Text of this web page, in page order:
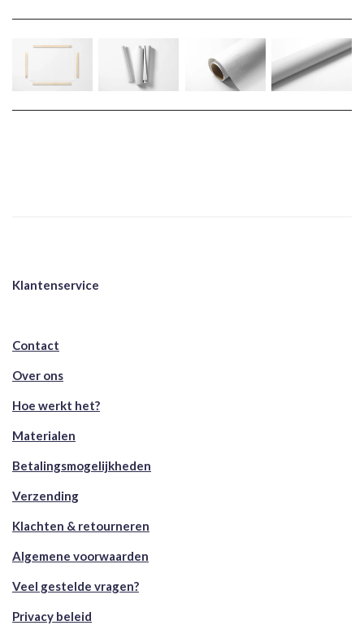
Klantenservice
Contact
Over ons
Hoe werkt het?
Materialen
Betalingsmogelijkheden
Verzending
Klachten & retourneren
Algemene voorwaarden
Veel gestelde vragen?
Privacy beleid